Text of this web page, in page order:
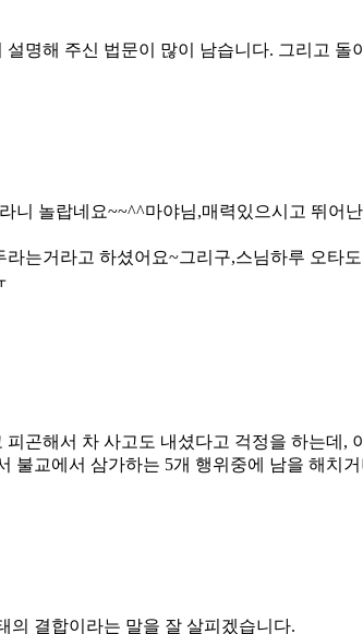
명해 주신 법문이 많이 남습니다. 그리고 돌
니 놀랍네요~~^^마야님,매력있으시고 뛰
는거라고 하셨어요~그리구,스님하루 오타
곤해서 차 사고도 내셨다고 걱정을 하는데
불교에서 삼가하는 5개 행위중에 남을 해치
의 결합이라는 말을 잘 살피겠습니다.